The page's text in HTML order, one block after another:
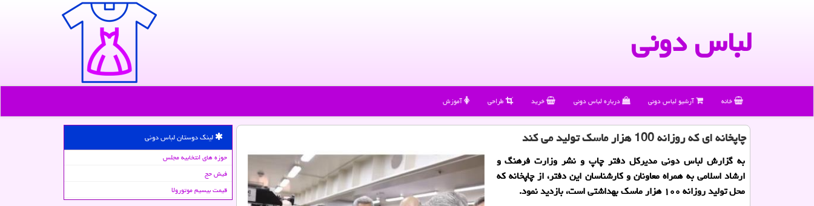
لباس دونی
خانه آرشیو لباس دونی درباره لباس دونی خرید طراحی آموزش
چاپخانه ای كه روزانه 100 هزار ماسك تولید می كند
به گزارش لباس دونی مدیركل دفتر چاپ و نشر وزارت فرهنگ و
ارشاد اسلامی به همراه معاونان و كارشناسان این دفتر، از چاپخانه كه
محل تولید روزانه ۱۰۰ هزار ماسك بهداشتی است، بازدید نمود.
لینک دوستان لباس دونی
حوزه های انتخابیه مجلس
فیش حج
قیمت بیسیم موتورولا